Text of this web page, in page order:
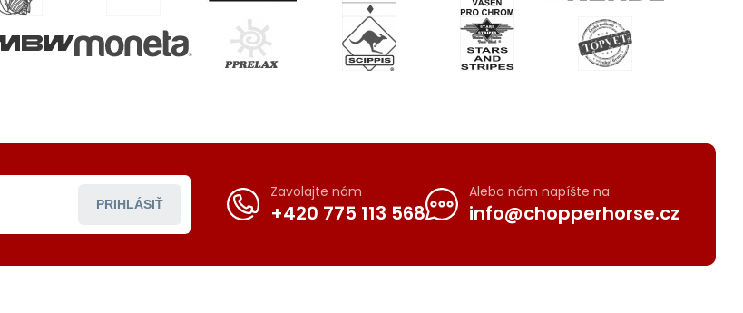
PRIHLÁSIŤ
Zavolajte nám
+420 775 113 568
Alebo nám napíšte na
info@chopperhorse.cz